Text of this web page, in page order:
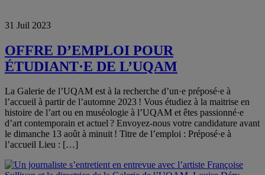
31 Juil 2023
OFFRE D’EMPLOI POUR
ÉTUDIANT·E DE L’UQAM
La Galerie de l’UQAM est à la recherche d’un·e préposé·e à
l’accueil à partir de l’automne 2023 ! Vous étudiez à la maitrise en
histoire de l’art ou en muséologie à l’UQAM et êtes passionné·e
d’art contemporain et actuel ? Envoyez-nous votre candidature avant
le dimanche 13 août à minuit ! Titre de l’emploi : Préposé·e à
l’accueil Lieu : […]